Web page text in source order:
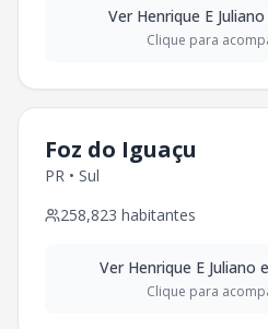
Ver Henrique E Juliano
Clique para
Foz do Iguaçu
PR • Sul
258,823 habitantes
Ver Henrique E Juliano
Clique para